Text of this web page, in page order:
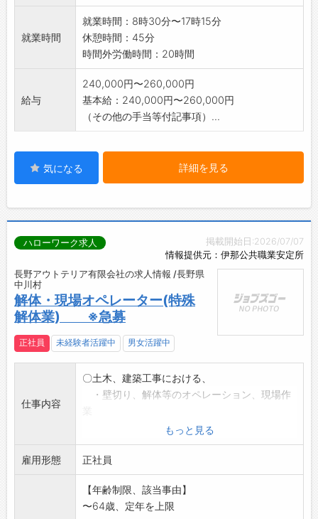
就業時間
就業時間：8時30分〜17時15分
休憩時間：45分
時間外労働時間：20時間
給与
240,000円〜260,000円
基本給：240,000円〜260,000円
（その他の手当等付記事項）...
気になる 詳細を見る
掲載開始日:2026/07/07
情報提供元：伊那公共職業安定所
ハローワーク求人
長野アウトテリア有限会社の求人情報 /長野県
中川村
解体・現場オペレーター(特殊
解体業) ※急募
正社員 未経験者活躍中 男女活躍中
仕事内容
〇土木、建築工事における、
・壁切り、解体等のオペレーション、現場作
※県内外に会社のトラックを使用して施工に伺
います。
(高速道路を使用します。)
業務の変更範囲:変更なし
もっと見る
雇用形態 正社員
【年齢制限、該当事由】
〜64歳、定年を上限